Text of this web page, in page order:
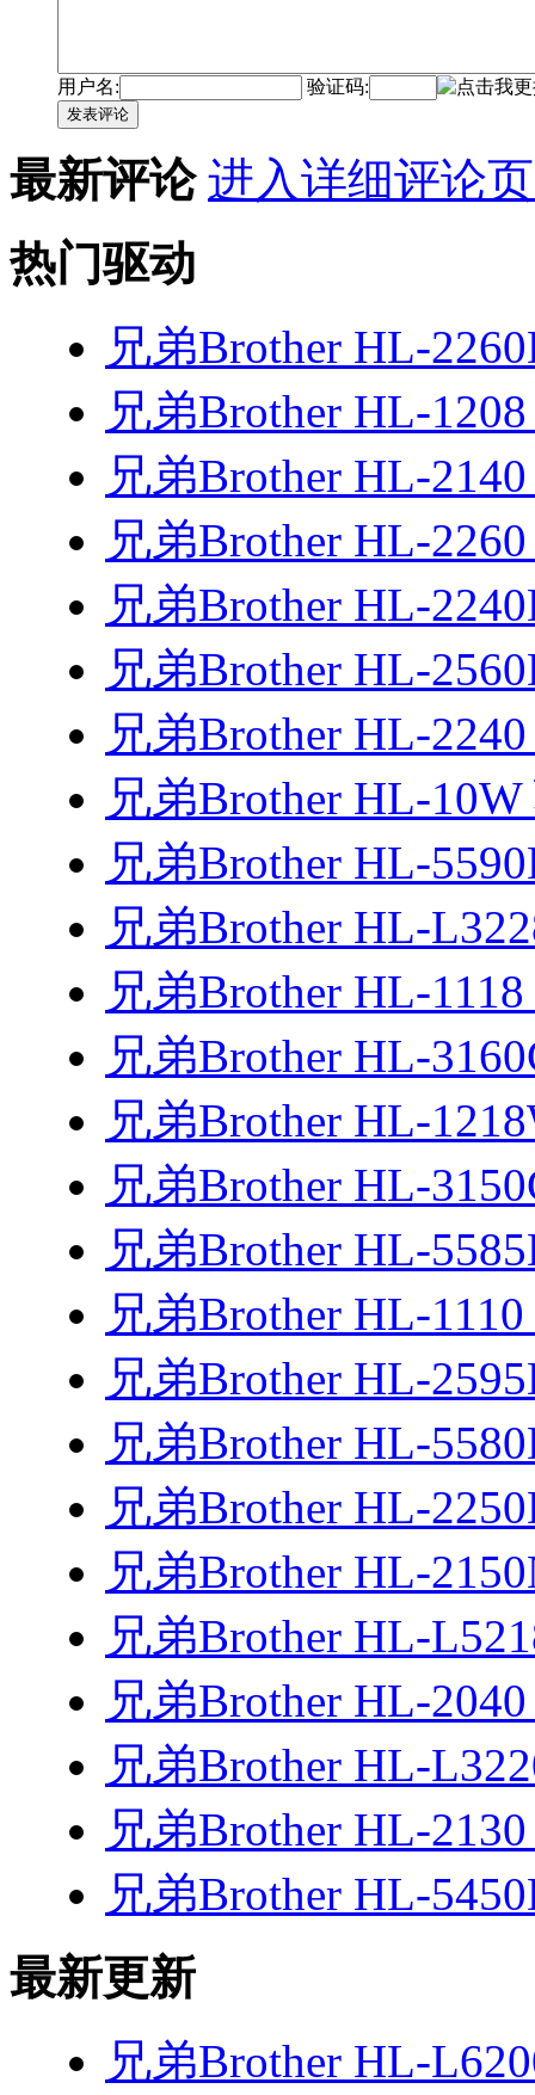
用户名: 验证码:
发表评论
最新评论 进入详细评论
热门驱动
兄弟Brother HL-
兄弟Brother HL-
兄弟Brother HL-
兄弟Brother HL-
兄弟Brother HL-
兄弟Brother HL-
兄弟Brother HL-
兄弟Brother HL-
兄弟Brother HL-
兄弟Brother HL-
兄弟Brother HL-
兄弟Brother HL-
兄弟Brother HL-
兄弟Brother HL-
兄弟Brother HL-
兄弟Brother HL-
兄弟Brother HL-
兄弟Brother HL-
兄弟Brother HL-
兄弟Brother HL-
兄弟Brother HL-
兄弟Brother HL-
兄弟Brother HL-
兄弟Brother HL-
兄弟Brother HL-
最新更新
兄弟Brother HL-